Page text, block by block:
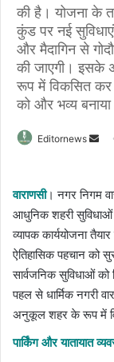
की है। योजना के
कुंड पर नई
और मैदागिन से
की जाएगी। इसके
रूप में विकसित कर
को और भव्य बनाया
Editornews
वाराणसी। नगर निगम
आधुनिक शहरी
व्यापक कार्ययोजना
ऐतिहासिक पहचान को
सार्वजनिक सुविधाओं
पहल से धार्मिक नगरी
अनुकूल शहर के रूप में
पार्किंग और यातायात